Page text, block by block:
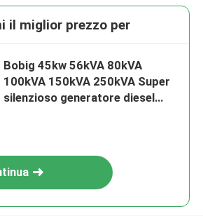
il miglior prezzo per
Bobig 45kw 56kVA 80kVA
100kVA 150kVA 250kVA Super
silenzioso generatore diesel